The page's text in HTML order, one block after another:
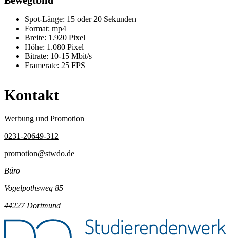
Spot-Länge: 15 oder 20 Sekunden
Format: mp4
Breite: 1.920 Pixel
Höhe: 1.080 Pixel
Bitrate: 10-15 Mbit/s
Framerate: 25 FPS
Kontakt
Werbung und Promotion
0231-20649-312
promotion@stwdo.de
Büro
Vogelpothsweg 85
44227 Dortmund